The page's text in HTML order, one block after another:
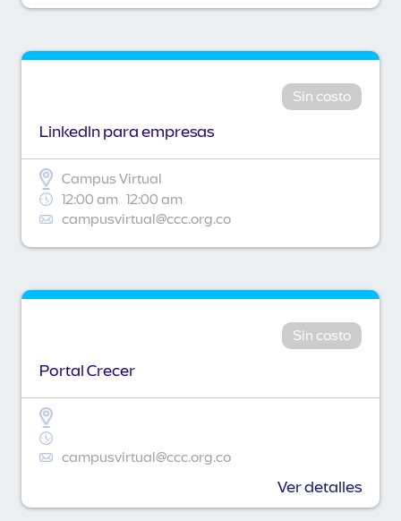
Sin costo
Linkedln para empresas
Campus Virtual
12:00 am 12:00 am
campusvirtual@ccc.org.co
Sin costo
Portal Crecer
campusvirtual@ccc.org.co
Ver detalles